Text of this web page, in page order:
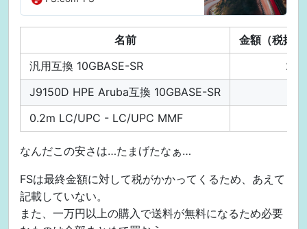
ブランドです。ITプロフェッショナ
ルがビジネスソリューションを実現
するために、簡単で費用対効果の高
いサービスを提供します。
名前
金額（税抜
汎用互換 10GBASE-SR
J9150D HPE Aruba互換 10GBASE-SR
0.2m LC/UPC - LC/UPC MMF
なんだこの安さは…たまげたなぁ…
FSは最終金額に対して税がかかってくるため、あえて
記載していない。
また、一万円以上の購入で送料が無料になるため必要